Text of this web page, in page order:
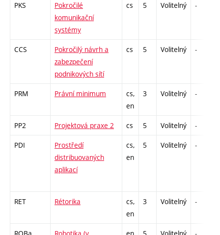
PKS
Pokročilé
komunikační
systémy
cs 5 Volitelný -
CCS
Pokročilý návrh a
zabezpečení
podnikových sítí
cs 5 Volitelný -
PRM Právní minimum
cs,
en
3 Volitelný -
PP2 Projektová praxe 2 cs 5 Volitelný -
PDI
Prostředí
distribuovaných
aplikací
cs,
en
5 Volitelný -
RET Rétorika
cs,
en
3 Volitelný -